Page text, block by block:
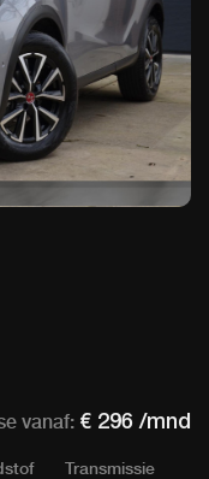
vanaf: € 296 /mnd
Transmissie